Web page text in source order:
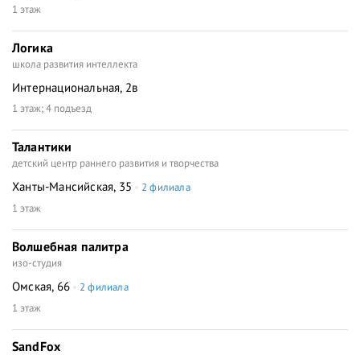
1 этаж
Логика
школа развития интеллекта
Интернациональная, 2в
1 этаж; 4 подъезд
Талантики
детский центр раннего развития и творчества
Ханты-Мансийская, 35
2 филиала
1 этаж
Волшебная палитра
изо-студия
Омская, 66
2 филиала
1 этаж
SandFox